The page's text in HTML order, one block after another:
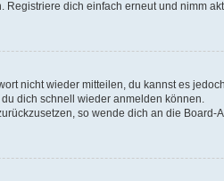
dich einfach erneut und nimm
nicht wieder mitteilen, du kannst es
dich schnell wieder anmelden können.
so wende dich an die Board-